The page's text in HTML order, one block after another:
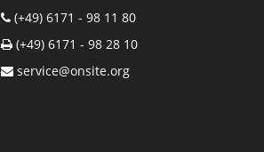
(+49) 6171 - 98 11 80
(+49) 6171 - 98 28 10
service@onsite.org